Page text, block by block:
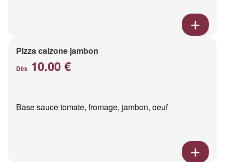
Pizza calzone jambon
Dès 10.00 €
Base sauce tomate, fromage, jambon, oeuf